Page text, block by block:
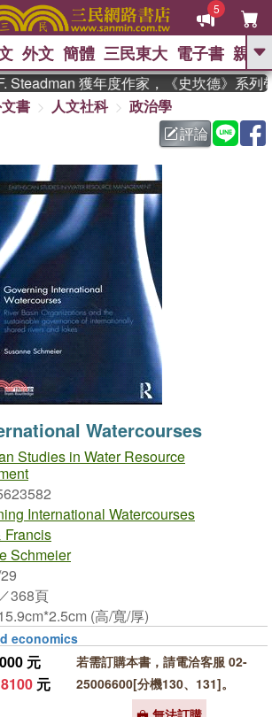
5
GO
熱搜： 東野圭吾 、 高希均教授回憶錄
父親節 、 如果歷
暑期推薦 、 國際布克
獎 臺灣漫遊錄 、 方念華
登輝時代 、 數學女孩：黎曼猜想
偉大的迷走神經
外文 簡體 三民東大 電子書 親子
獲年度作家，《史坎德》系列帶
書 人文社科
政治學
評論
Watercourses
Studies in Water Resource
International Watercourses
Francis
Schmeier
368頁
(高/寬/厚)
元
8100 元
若需訂購本書，請電洽客服 02-
25006600[分機130、131]。
economics